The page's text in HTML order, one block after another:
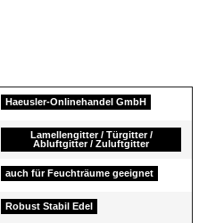
Haeusler-Onlinehandel GmbH
Lamellengitter / Türgitter /
Abluftgitter / Zuluftgitter
auch für Feuchträume geeignet
Robust Stabil Edel